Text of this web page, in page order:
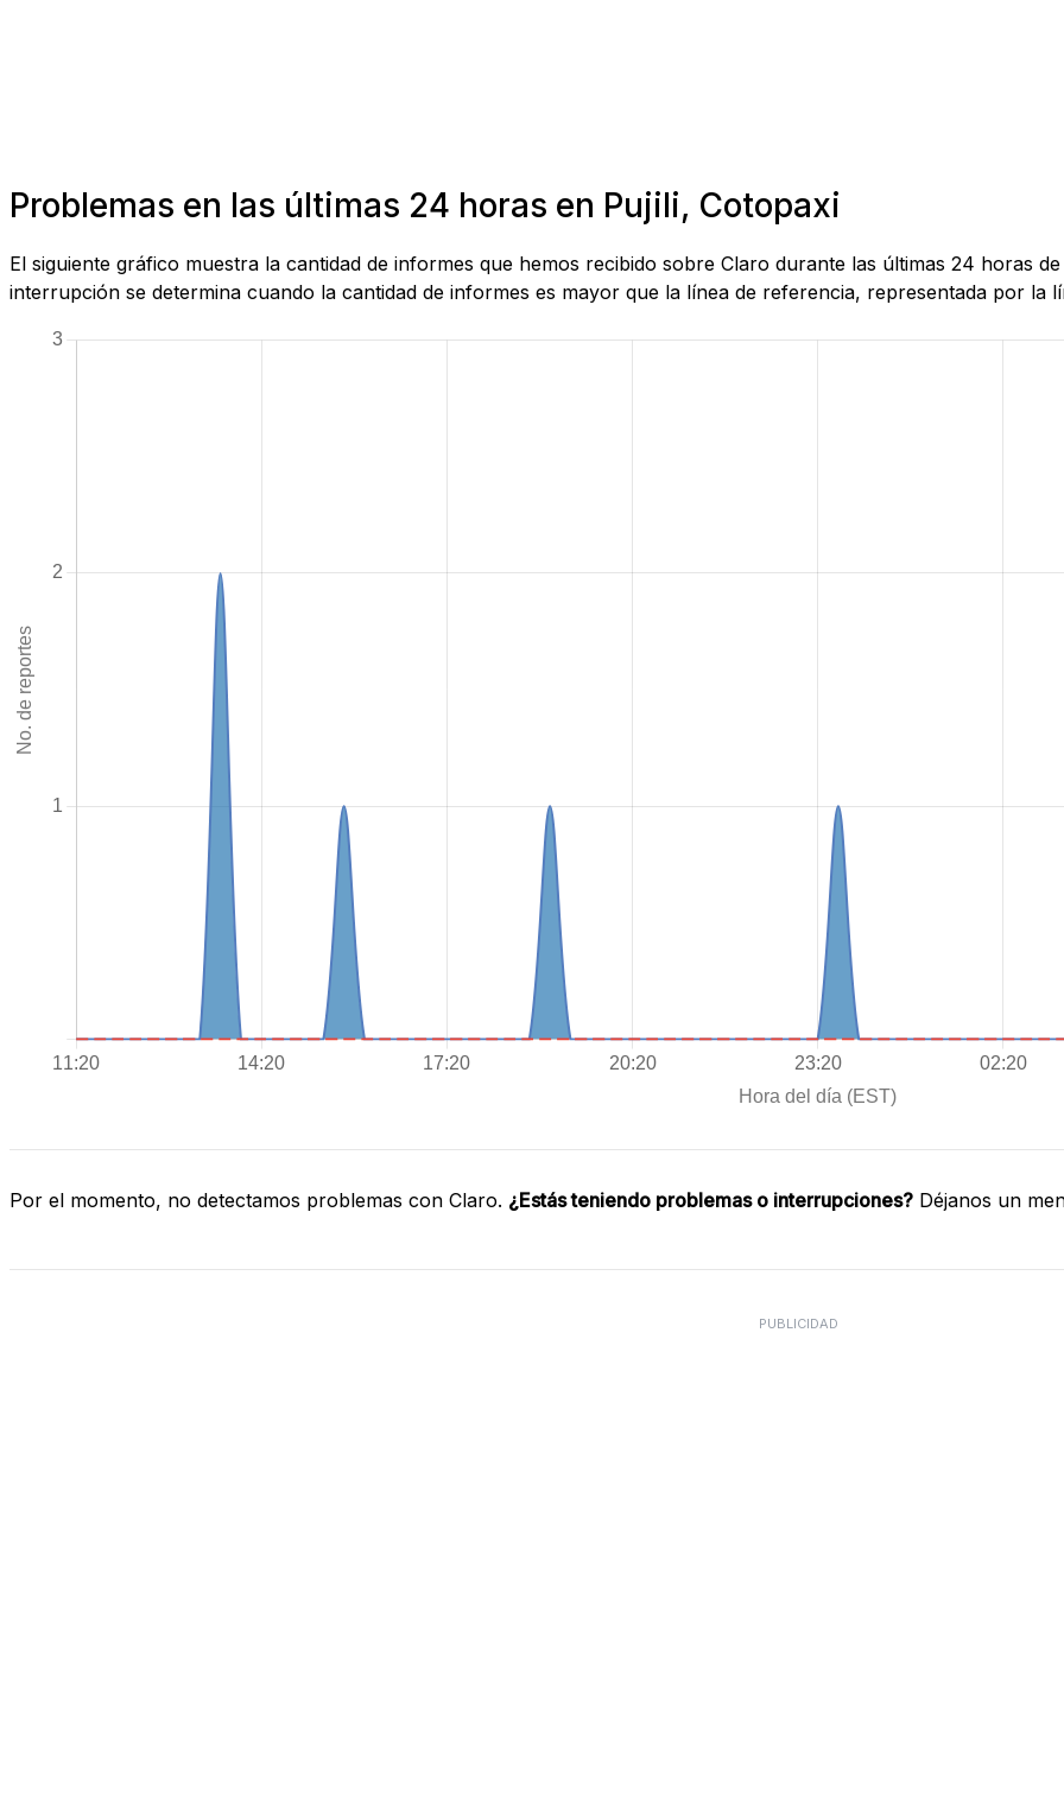
Problemas en las últimas 24 horas en Pujili, Cotopaxi
El siguiente gráfico muestra la cantidad de informes que hemos recibido sobre Claro durante las últimas 24 horas
interrupción se determina cuando la cantidad de informes es mayor que la línea de referencia, representada por la
Por el momento, no detectamos problemas con Claro. ¿Estás teniendo problemas o interrupciones? Déjanos un
PUBLICIDAD